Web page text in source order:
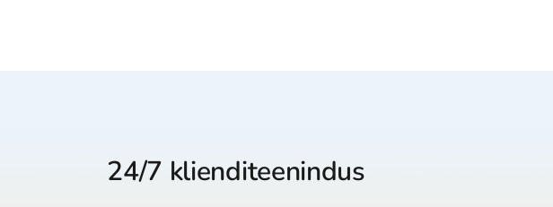
24/7 klienditeenindus